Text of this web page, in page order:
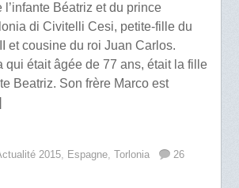
l’infante Béatriz et du prince
di Civitelli Cesi, petite-fille du
et cousine du roi Juan Carlos.
qui était âgée de 77 ans, était la fille
Beatriz. Son frère Marco est
2015, Espagne,Torlonia
26